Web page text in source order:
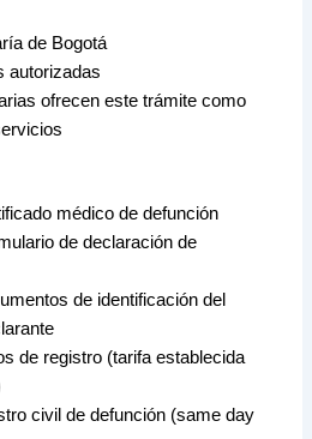
de Bogotá
autorizadas
ofrecen este trámite como
médico de defunción
de declaración de
de identificación del
de registro (tarifa establecida
civil de defunción (same day